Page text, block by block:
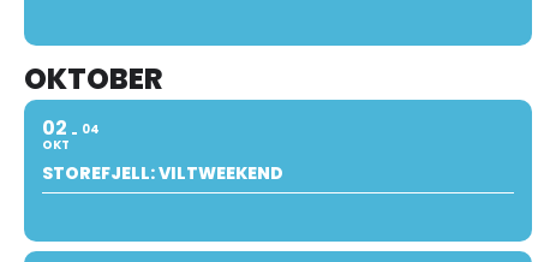
OKTOBER
02
OKT
04
STOREFJELL: VILTWEEKEND